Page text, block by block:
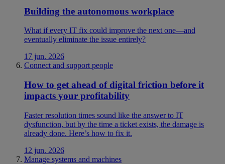
Building the autonomous workplace
What if every IT fix could improve the next one—and
eventually eliminate the issue entirely?
17 jun. 2026
Connect and support people
How to get ahead of digital friction before it
impacts your profitability
Faster resolution times sound like the answer to IT
dysfunction, but by the time a ticket exists, the damage is
already done. Here’s how to fix it.
12 jun. 2026
Manage systems and machines